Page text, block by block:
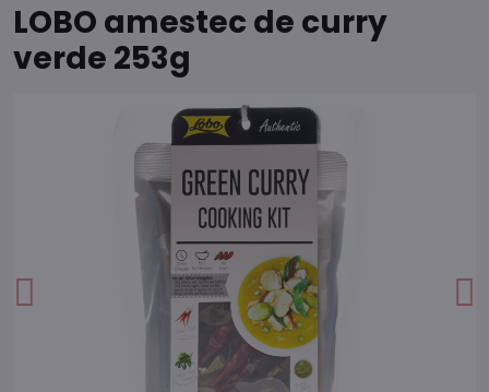
LOBO amestec de curry
verde 253g